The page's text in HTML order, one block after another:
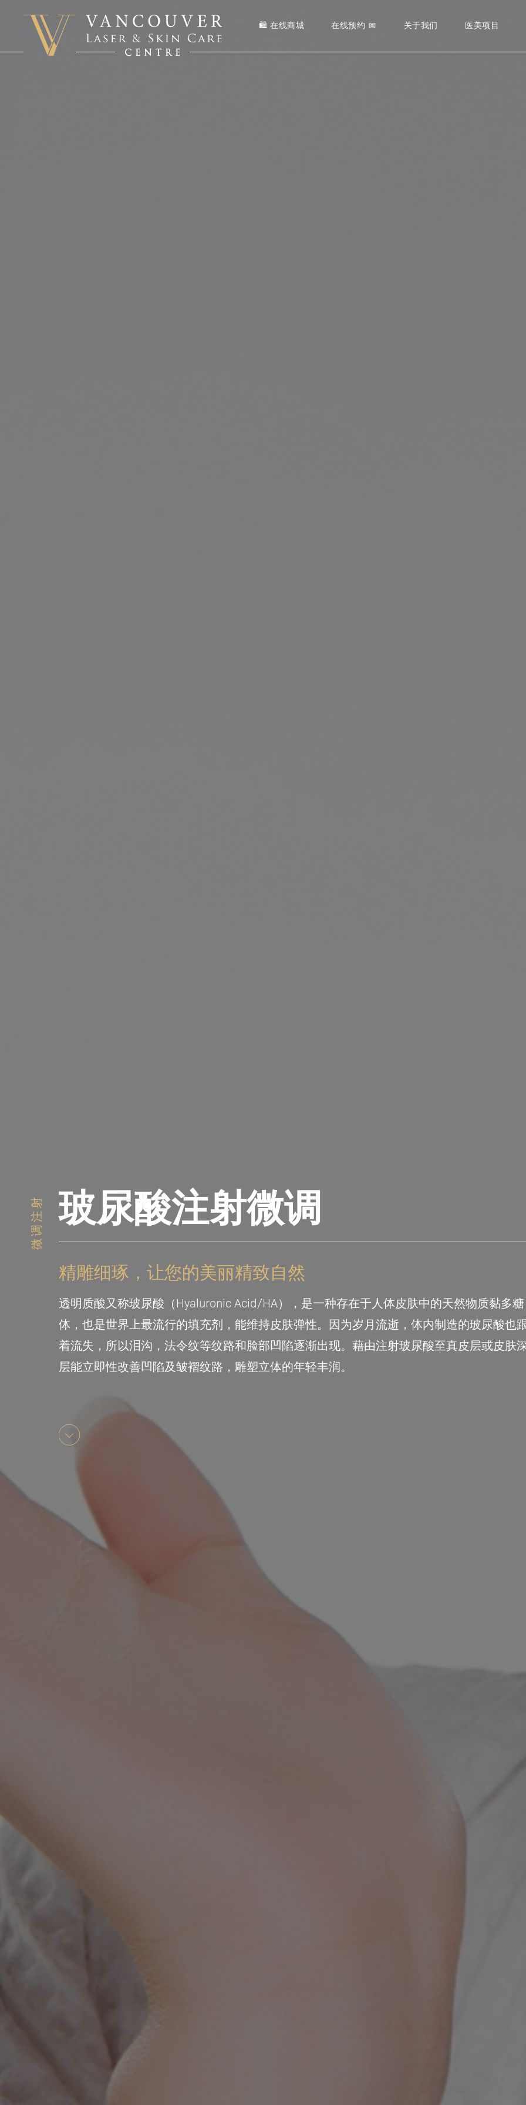
🛍️ 在线商城 在线预约 📅 关于我们
医美培训中心 社区
DR.
医美项目
DERMAL
微调注射 玻尿酸注射微调
精雕细琢，让您的美丽精致自然
透明质酸又称玻尿酸（Hyaluronic Acid/HA），是一种存在于人体皮肤中的天然物质黏多糖
体，也是世界上最流行的填充剂，能维持皮肤弹性。因为岁月流逝，体内制造的玻尿酸也
着流失，所以泪沟，法令纹等纹路和脸部凹陷逐渐出现。藉由注射玻尿酸至真皮层或皮肤
层能立即性改善凹陷及皱褶纹路，雕塑立体的年轻丰润。